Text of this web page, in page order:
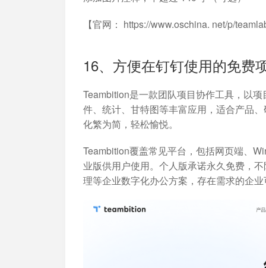
【官网： https://www.oschina. net/p/
16、方便在钉钉使用的免费
Teambition是一款团队项目协作工具，以
件、统计、甘特图等丰富应用，适合产品
化繁为简，轻松愉悦。
Teambition覆盖常见平台，包括网页端、
业版供用户使用。个人版承诺永久免费，
理等企业数字化办公方案，存在需求的企